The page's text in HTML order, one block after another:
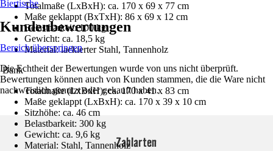
Totalmaße (LxBxH): ca. 170 x 69 x 77 cm
Maße geklappt (BxTxH): 86 x 69 x 12 cm
Belastbarkeit: 100 kg
Gewicht: ca. 18,5 kg
Material: lackierter Stahl, Tannenholz
Bank
Totalmaße (LxBxH): ca. 170 x 41 x 83 cm
Maße geklappt (LxBxH): ca. 170 x 39 x 10 cm
Sitzhöhe: ca. 46 cm
Belastbarkeit: 300 kg
Gewicht: ca. 9,6 kg
Material: Stahl, Tannenholz
Biertische
Kundenbewertungen
Bereich überspringen
Die Echtheit der Bewertungen wurde von uns nicht überprüft.
Bewertungen können auch von Kunden stammen, die die Ware nicht
nachweislich genutzt oder gekauft haben.
Zahlarten